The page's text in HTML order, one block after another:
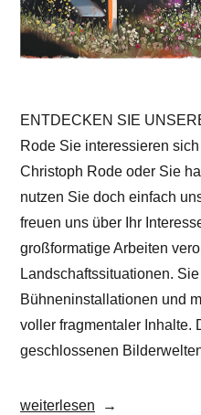
ENTDECKEN SIE
Rode Sie interessieren
Christoph Rode oder Sie
nutzen Sie doch einfach
freuen uns über Ihr
großformatige Arbeiten
Landschaftssituationen.
Bühneninstallationen und
voller fragmentaler Inhalte.
geschlossenen
„Christoph
weiterlesen